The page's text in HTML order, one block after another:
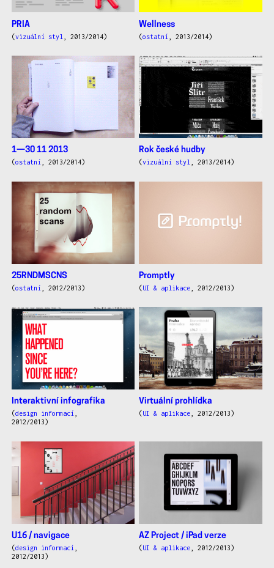
PRIA
(vizuální styl , 2013/2014)
Wellness
(ostatní , 2013/2014)
1—30 11 2013
(ostatní , 2013/2014)
Rok české hudby
(vizuální styl , 2013/2014)
25RNDMSCNS
(ostatní , 2012/2013)
Promptly
(UI & aplikace , 2012/2013)
Interaktivní infografika
(design informací
2012/2013)
Virtuální prohlídka
( UI & aplikace , 2012/2013)
U16 / navigace
(design informací
2012/2013)
AZ Project / iPad verze
(UI & aplikace , 2012/2013)